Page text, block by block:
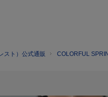
スト）公式通販 COLORFUL